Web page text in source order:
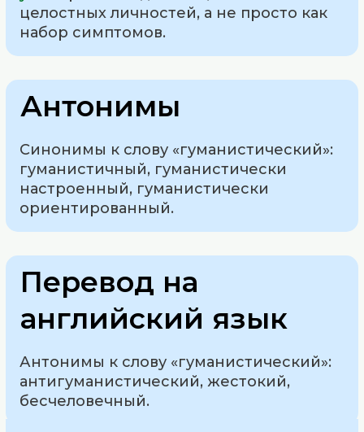
целостных личностей, а не просто как
набор симптомов.
Антонимы
Синонимы к слову «гуманистический»:
гуманистичный, гуманистически
настроенный, гуманистически
ориентированный.
Перевод на
английский язык
Антонимы к слову «гуманистический»:
антигуманистический, жестокий,
бесчеловечный.